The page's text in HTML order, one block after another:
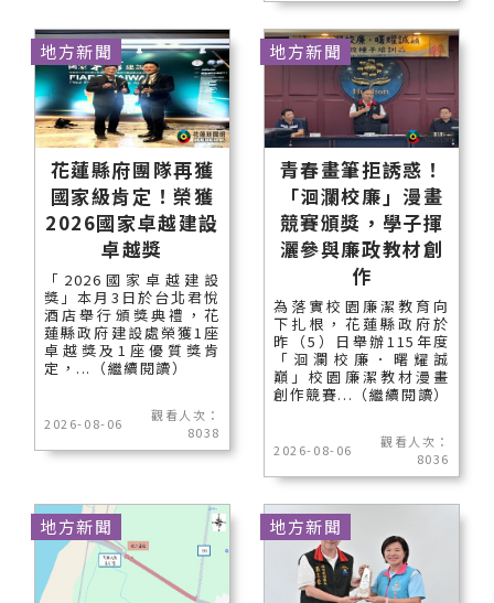
花蓮縣府團隊再獲
國家級肯定！榮獲
2026國家卓越建設
卓越獎
「2026國家卓越建設
獎」本月3日於台北君悅
酒店舉行頒獎典禮，花
蓮縣政府建設處榮獲1座
卓越獎及1座優質獎肯
定，...（繼續閱讀）
2026-08-06
觀看人次：
8038
地方新聞
青春畫筆拒誘惑！
「洄瀾校廉」漫畫
競賽頒獎，學子揮
灑參與廉政教材創
作
為落實校園廉潔教育向
下扎根，花蓮縣政府於
昨（5）日舉辦115年度
「洄瀾校廉．曙耀誠
巔」校園廉潔教材漫畫
創作競賽...（繼續閱讀）
2026-08-06
觀看人次：
8036
地方新聞
地方新聞 地方新聞